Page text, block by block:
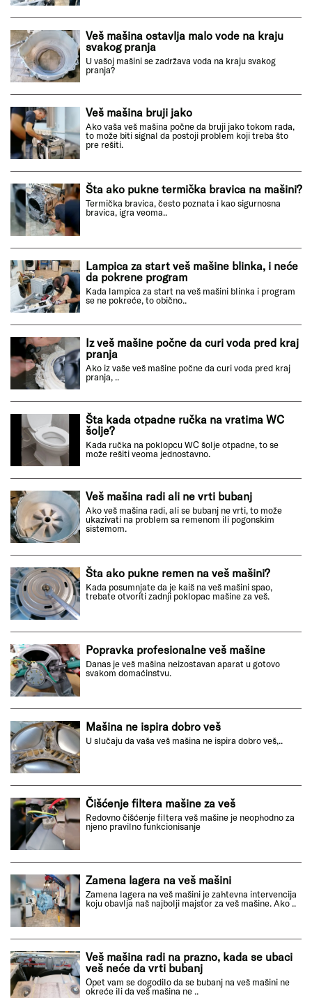
Veš mašina ostavlja malo vode na kraju
svakog pranja
U vašoj mašini se zadržava voda na kraju svakog
pranja?
Veš mašina bruji jako
Ako vaša veš mašina počne da bruji jako tokom rada,
to može biti signal da postoji problem koji treba što
pre rešiti.
Šta ako pukne termička bravica na mašini?
Termička bravica, često poznata i kao sigurnosna
bravica, igra veoma..
Lampica za start veš mašine blinka, i neće
da pokrene program
Kada lampica za start na veš mašini blinka i program
se ne pokreće, to obično..
Iz veš mašine počne da curi voda pred kraj
pranja
Ako iz vaše veš mašine počne da curi voda pred kraj
pranja, ..
Šta kada otpadne ručka na vratima WC
šolje?
Kada ručka na poklopcu WC šolje otpadne, to se
može rešiti veoma jednostavno.
Veš mašina radi ali ne vrti bubanj
Ako veš mašina radi, ali se bubanj ne vrti, to može
ukazivati na problem sa remenom ili pogonskim
sistemom.
Šta ako pukne remen na veš mašini?
Kada posumnjate da je kaiš na veš mašini spao,
trebate otvoriti zadnji poklopac mašine za veš.
Popravka profesionalne veš mašine
Danas je veš mašina neizostavan aparat u gotovo
svakom domaćinstvu.
Mašina ne ispira dobro veš
U slučaju da vaša veš mašina ne ispira dobro veš,..
Čišćenje filtera mašine za veš
Redovno čišćenje filtera veš mašine je neophodno za
njeno pravilno funkcionisanje
Zamena lagera na veš mašini
Zamena lagera na veš mašini je zahtevna intervencija
koju obavlja naš najbolji majstor za veš mašine. Ako ..
Veš mašina radi na prazno, kada se ubaci
veš neće da vrti bubanj
Opet vam se dogodilo da se bubanj na veš mašini ne
okreće ili da veš mašina ne ..